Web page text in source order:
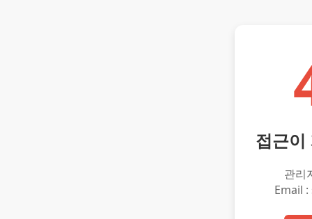
접근이
관리
Email